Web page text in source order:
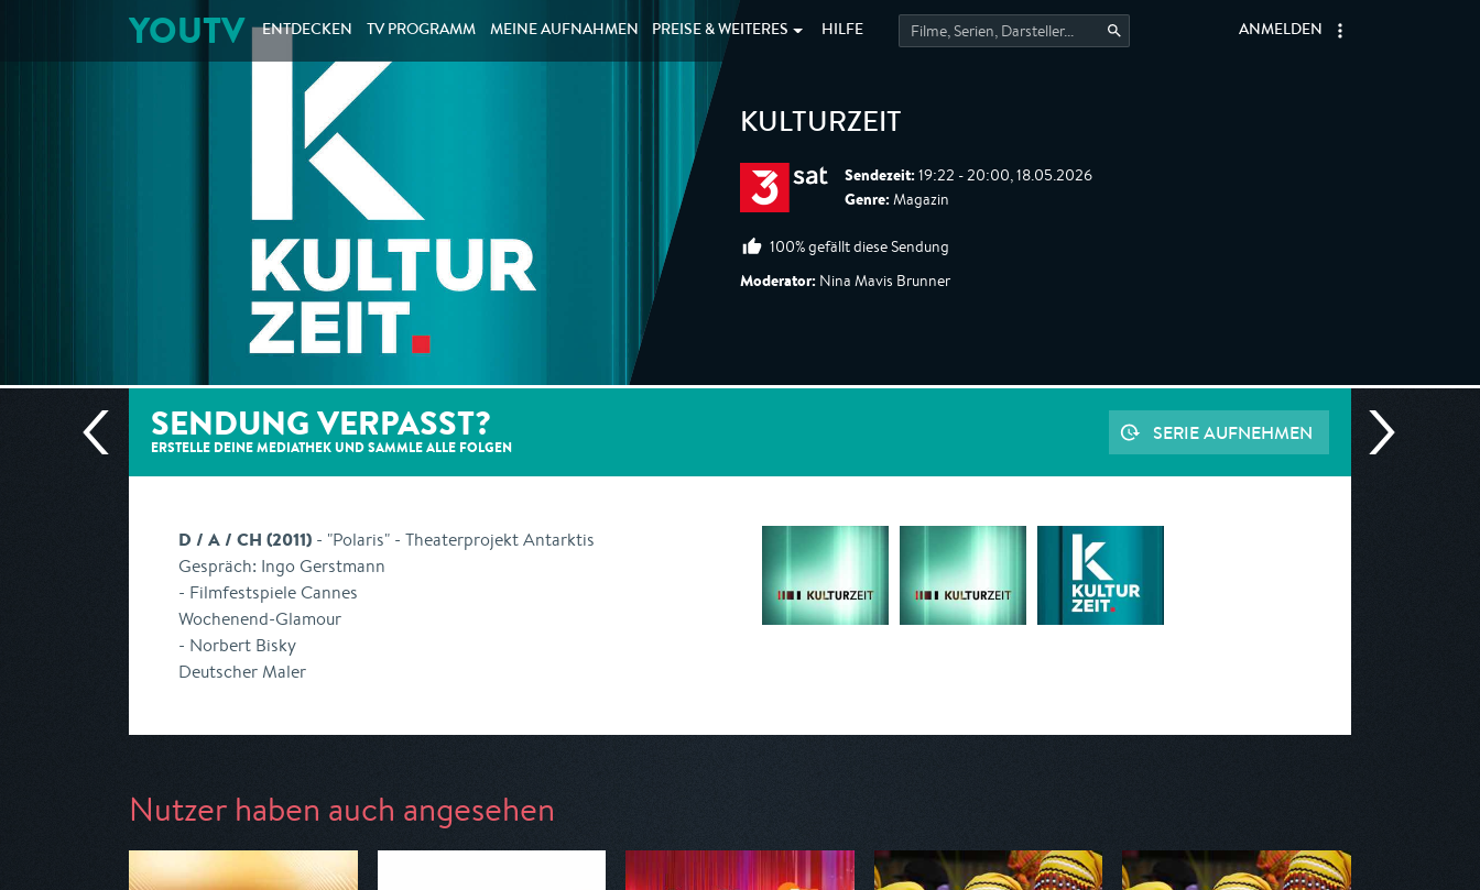
YOUTV ENTDECKEN TV PROGRAMM MEINE AUFNAHMEN PREISE & WEITERES HILFE ANMELDEN
KULTURZEIT
Sendezeit: 19:22 - 20:00, 18.05.2026
Genre: Magazin
100% gefällt diese Sendung
Moderator: Nina Mavis Brunner
SENDUNG VERPASST?
ERSTELLE DEINE MEDIATHEK UND SAMMLE ALLE FOLGEN
SERIE AUFNEHMEN
D / A / CH (2011) - "Polaris" - Theaterprojekt Antarktis
Gespräch: Ingo Gerstmann
- Filmfestspiele Cannes
Wochenend-Glamour
- Norbert Bisky
Deutscher Maler
Nutzer haben auch angesehen